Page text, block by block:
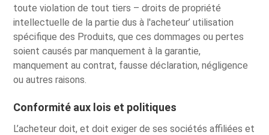
toute violation de tout tiers – droits de propriété
intellectuelle de la partie dus à l'acheteur’ utilisation
spécifique des Produits, que ces dommages ou pertes
soient causés par manquement à la garantie,
manquement au contrat, fausse déclaration, négligence
ou autres raisons.
Conformité aux lois et politiques
L’acheteur doit, et doit exiger de ses sociétés affiliées et